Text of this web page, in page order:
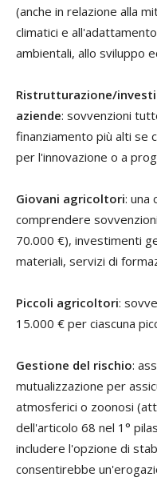
(anche in relazione alla
climatici e
ambientali, allo sviluppo
Ristrutturazione/
aziende: sovvenzioni
finanziamento più alti se
per l'innovazione o a
Giovani agricoltori: una
comprendere
70.000 €), investimenti
materiali, servizi di
Piccoli agricoltori:
15.000 € per ciascuna
Gestione del rischio:
mutualizzazione per
atmosferici o zoonosi
dell'articolo 68 nel 1°
includere l'opzione di
consentirebbe